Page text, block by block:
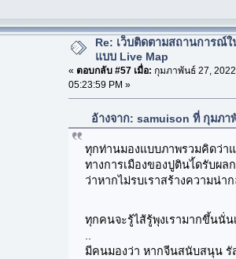
Re: เว็บติดตามสถานการณ์ใ
แบบ Live Map
« ตอบกลับ #57 เมื่อ: กุมภาพันธ์ 27,
05:23:59 PM »
อ้างจาก: samuison ที่ กุมภา
ทุกท่านมองแบบภาพรวมคิดว่า
ทางการเมืองของปูตินไ้ดรับผล
ว่าหากไม่รบเราสร้างความน่า
ทุกคนจะรู้ไส้รู้พุงเรามากขึ้นนั่น
มีคนมองว่า หากจีนสนับสนุน รั